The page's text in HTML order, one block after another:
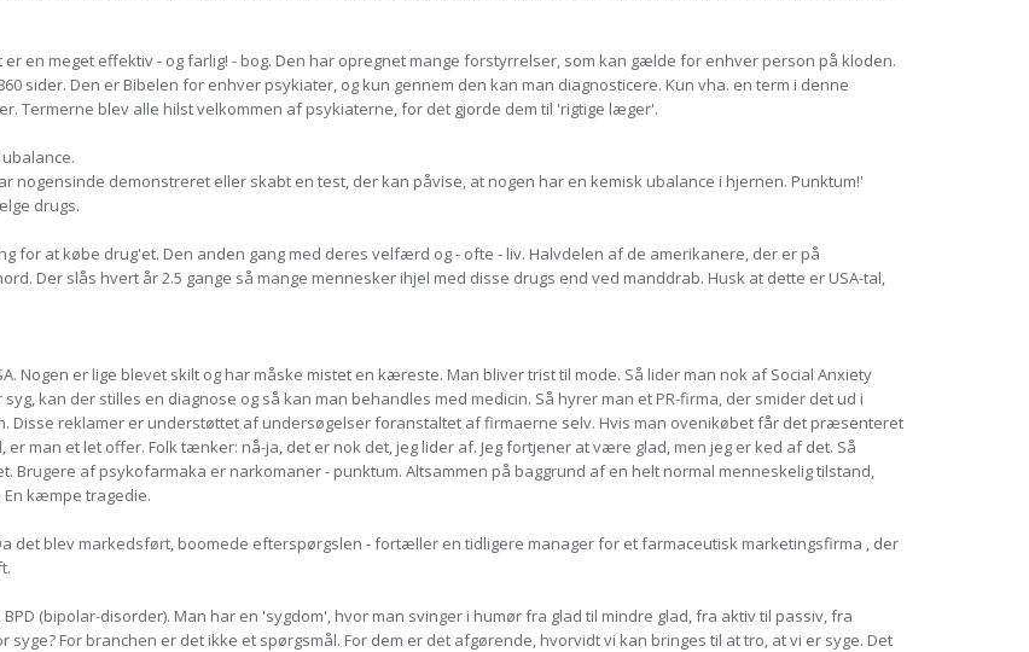
en meget effektiv - og farlig! - bog. Den har opregnet mange forstyrrelser, som kan gælde for enhver person på kloden.
sider. Den er Bibelen for enhver psykiater, og kun gennem den kan man diagnosticere. Kun vha. en term i denne
Termerne blev alle hilst velkommen af psykiaterne, for det gjorde dem til 'rigtige læger'.
nogensinde demonstreret eller skabt en test, der kan påvise, at nogen har en kemisk ubalance i hjernen. Punktum!'
drugs.
for at købe drug'et. Den anden gang med deres velfærd og - ofte - liv. Halvdelen af de amerikanere, der er på
Der slås hvert år 2.5 gange så mange mennesker ihjel med disse drugs end ved manddrab. Husk at dette er USA-tal,
Nogen er lige blevet skilt og har måske mistet en kæreste. Man bliver trist til mode. Så lider man nok af Social Anxiety
kan der stilles en diagnose og så kan man behandles med medicin. Så hyrer man et PR-firma, der smider det ud i
Disse reklamer er understøttet af undersøgelser foranstaltet af firmaerne selv. Hvis man ovenikøbet får det præsenteret
man et let offer. Folk tænker: nå-ja, det er nok det, jeg lider af. Jeg fortjener at være glad, men jeg er ked af det. Så
Brugere af psykofarmaka er narkomaner - punktum. Altsammen på baggrund af en helt normal menneskelig tilstand,
kæmpe tragedie.
det blev markedsført, boomede efterspørgslen - fortæller en tidligere manager for et farmaceutisk marketingsfirma , der
(bipolar-disorder). Man har en 'sygdom', hvor man svinger i humør fra glad til mindre glad, fra aktiv til passiv, fra
For branchen er det ikke et spørgsmål. For dem er det afgørende, hvorvidt vi kan bringes til at tro, at vi er syge. Det